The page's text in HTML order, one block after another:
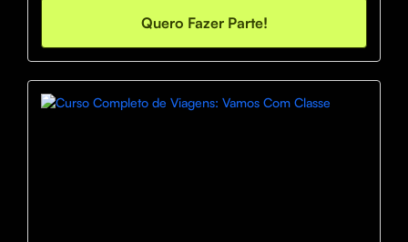
Vamos falar sobre abertura de contas, cartões
recomendados, acúmulo de pontos, estratégias, além de
aulas especiais como investimentos no Exterior, para
quem quer dolarizar seu patrimônio, e muito mais...
Quero Fazer Parte!